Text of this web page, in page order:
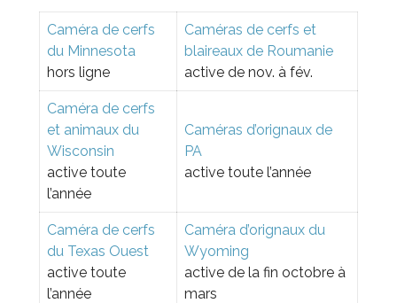
Caméra de cerfs
du Minnesota
hors ligne
Caméras de cerfs et
blaireaux de Roumanie
active de nov. à fév.
Caméra de cerfs
et animaux du
Wisconsin
active toute
l’année
Caméras d’orignaux de
PA
active toute l’année
Caméra de cerfs
du Texas Ouest
active toute
l’année
Caméra d’orignaux du
Wyoming
active de la fin octobre à
mars